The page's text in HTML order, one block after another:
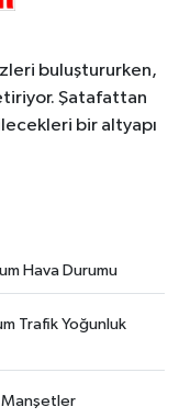
buluştururken,
Şatafattan
bir altyapı
Hava Durumu
Trafik Yoğunluk
Manşetler